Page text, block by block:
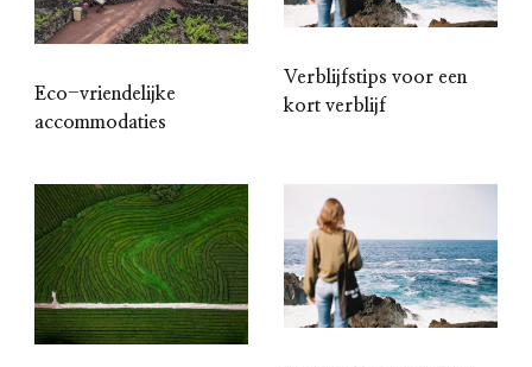
Eco-vriendelijke
accommodaties
Verblijfstips voor een
kort verblijf